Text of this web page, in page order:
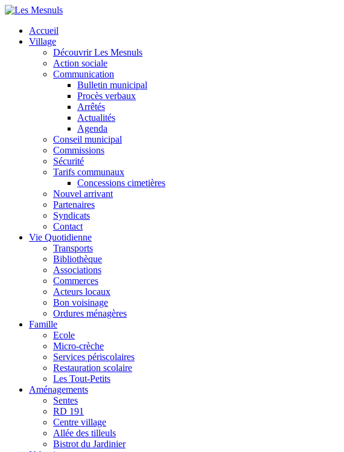
Accueil
Village
Découvrir Les Mesnuls
Action sociale
Communication
Bulletin municipal
Procès verbaux
Arrêtés
Actualités
Agenda
Conseil municipal
Commissions
Sécurité
Tarifs communaux
Concessions cimetières
Nouvel arrivant
Partenaires
Syndicats
Contact
Vie Quotidienne
Transports
Bibliothèque
Associations
Commerces
Acteurs locaux
Bon voisinage
Ordures ménagères
Famille
Ecole
Micro-crèche
Services périscolaires
Restauration scolaire
Les Tout-Petits
Aménagements
Sentes
RD 191
Centre village
Allée des tilleuls
Bistrot du Jardinier